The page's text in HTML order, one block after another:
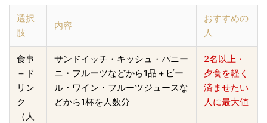
選択
肢
内容
おすすめの
人
食事
＋ド
リン
ク
（人
サンドイッチ・キッシュ・パニー
ニ・フルーツなどから1品＋ビー
ル・ワイン・フルーツジュースな
どから1杯を人数分
2名以上・
夕食を軽く
済ませたい
人に最大値